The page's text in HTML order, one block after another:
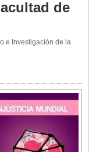
de la Naciónde
e Investigación de la